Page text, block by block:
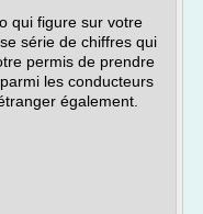
qui figure sur votre
série de chiffres qui
permis de prendre
les conducteurs
également.